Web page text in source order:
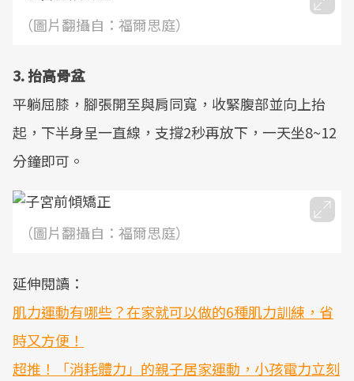
（圖片翻攝自：福爾思庭）
3. 抬高骨盆
平躺屈膝，腳張開至與肩同寬，收緊腹部並向上抬
起，下半身呈一直線，支撐2秒再放下，一天坐8~12
分鐘即可。
（圖片翻攝自：福爾思庭）
延伸閱讀：
肌力運動有哪些？在家就可以做的6種肌力訓練，省
時又方便！
超推！「消耗體力」的親子居家運動，小孩電力立刻